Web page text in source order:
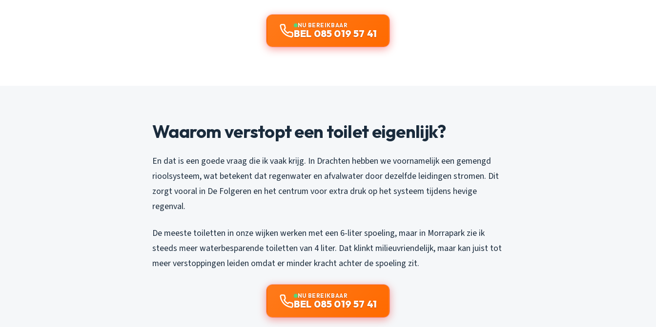
NU BEREIKBAAR
BEL 085 019 57 41
Waarom verstopt een toilet eigenlijk?
En dat is een goede vraag die ik vaak krijg. In Drachten hebben we voornamelijk een gemengd
rioolsysteem, wat betekent dat regenwater en afvalwater door dezelfde leidingen stromen. Dit
zorgt vooral in De Folgeren en het centrum voor extra druk op het systeem tijdens hevige
regenval.
De meeste toiletten in onze wijken werken met een 6-liter spoeling, maar in Morrapark zie ik
steeds meer waterbesparende toiletten van 4 liter. Dat klinkt milieuvriendelijk, maar kan juist tot
meer verstoppingen leiden omdat er minder kracht achter de spoeling zit.
NU BEREIKBAAR
BEL 085 019 57 41